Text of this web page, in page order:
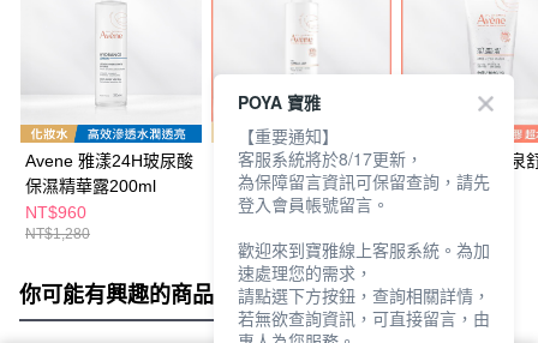
Avene 雅漾24H玻尿酸
保濕精華露200ml
NT$960
NT$1,280
Avene 雅漾活泉舒緩卸
妝乳200ml
NT$1,080
Avene 雅漾活泉
妝凝膠200ml
你可能有興趣的商品 全站排行
POYA 寶雅
【重要通知】
客服系統將於8/17更新，
為保障留言資訊可保留查詢，請先
登入會員帳號留言。
歡迎來到寶雅線上客服系統。為加
速處理您的需求，
請點選下方按鈕，查詢相關詳情，
若無欲查詢資訊，可直接留言，由